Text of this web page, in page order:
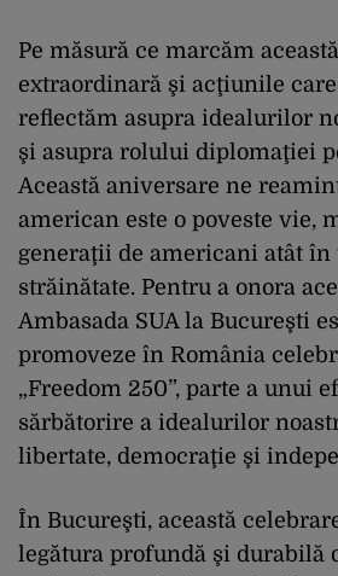
Pe măsură ce marcăm
extraordinară şi acţiunile
reflectăm asupra idealurilor
şi asupra rolului diplomaţiei
Această aniversare ne
american este o poveste vie,
generaţii de americani atât în
străinătate. Pentru a onora
Ambasada SUA la Bucureşti
promoveze în România
„Freedom 250”, parte a unui
sărbătorire a idealurilor
libertate, democraţie şi
În Bucureşti, această
legătura profundă şi durabilă